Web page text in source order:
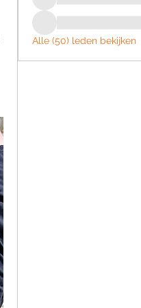
Alle (50) leden bekijken